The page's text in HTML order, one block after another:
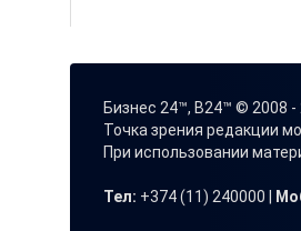
Бизнес 24™, B24™ © 2008 -
Точка зрения редакции
При использовании
Тел: +374 (11) 240000 |